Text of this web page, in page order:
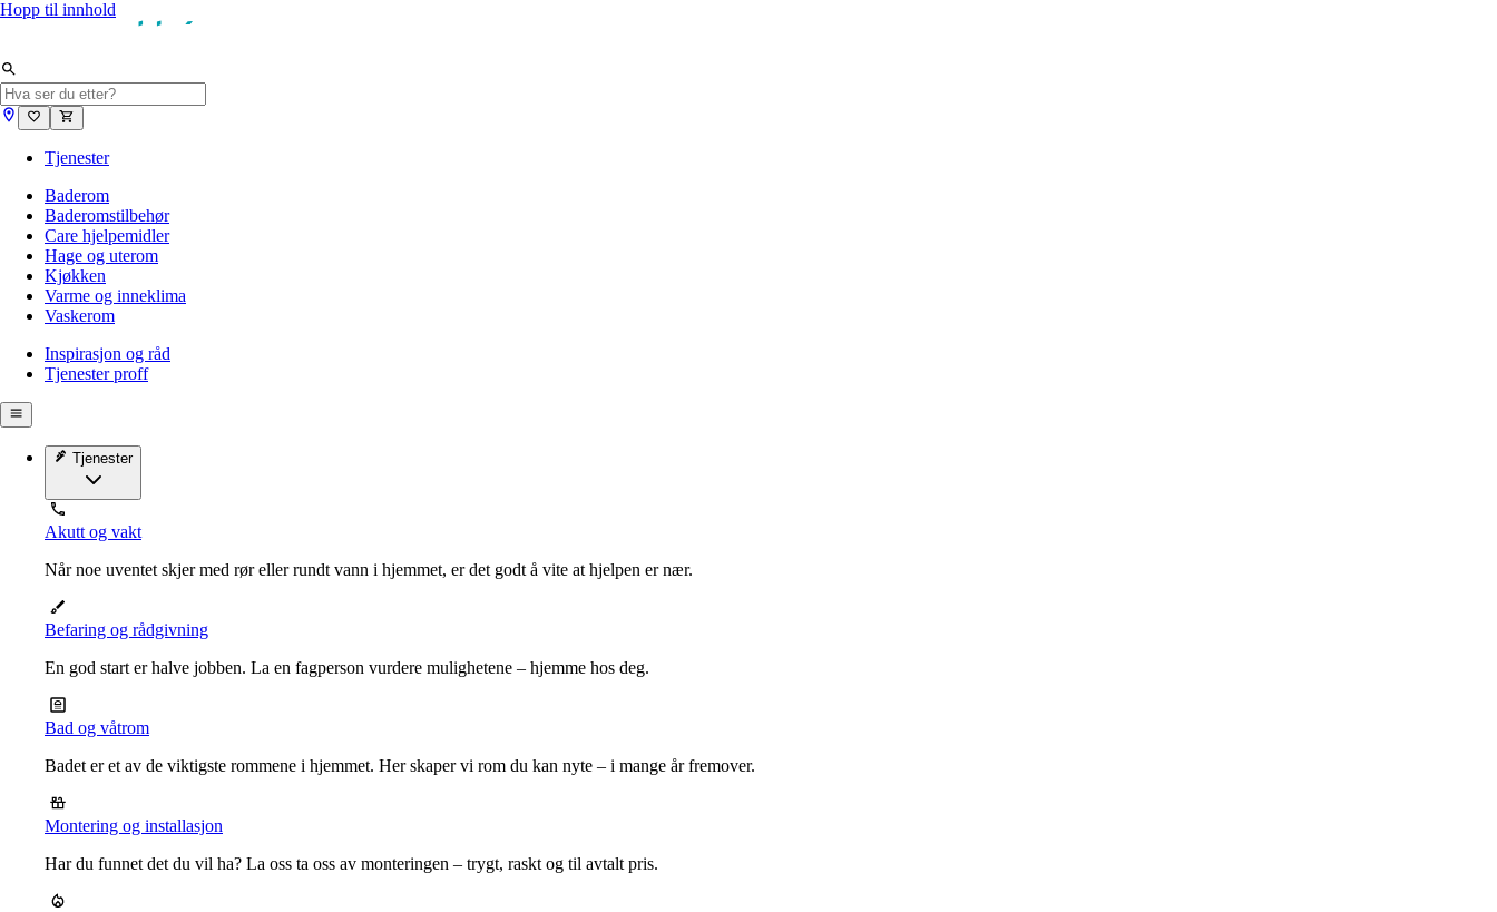
Hopp til innhold
Tjenester
Baderom
Baderomstilbehør
Care hjelpemidler
Hage og uterom
Kjøkken
Varme og inneklima
Vaskerom
Inspirasjon og råd
Tjenester proff
Tjenester
Akutt og vakt
Når noe uventet skjer med rør eller rundt vann i hjemmet, er det godt å vite at hjelpen er nær.
Befaring og rådgivning
En god start er halve jobben. La en fagperson vurdere mulighetene – hjemme hos deg.
Bad og våtrom
Badet er et av de viktigste rommene i hjemmet. Her skaper vi rom du kan nyte – i mange år fremover.
Montering og installasjon
Har du funnet det du vil ha? La oss ta oss av monteringen – trygt, raskt og til avtalt pris.